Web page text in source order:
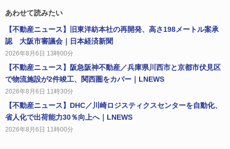
あわせて読みたい
【不動産ニュース】旧東洋紡本社の再開発、高さ198メートル案承
認 大阪市審議会｜日本経済新聞
2026年8月6日 13時00分
【不動産ニュース】阪急阪神不動産／兵庫県川西市と京都市伏見区
で物流施設が2件竣工、関西圏をカバー｜LNEWS
2026年8月6日 11時30分
【不動産ニュース】DHC／川崎ロジスティクスセンターを自動化、
省人化で出荷能力30％向上へ｜LNEWS
2026年8月6日 11時00分